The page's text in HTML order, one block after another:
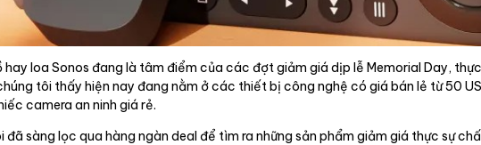
hay loa Sonos đang là tâm điểm của các đợt giảm giá dịp lễ Memorial Day,
tôi thấy hiện nay đang nằm ở các thiết bị công nghệ có giá bán lẻ từ 50
camera an ninh giá rẻ.
sàng lọc qua hàng ngàn deal để tìm ra những sản phẩm giảm giá thực sự